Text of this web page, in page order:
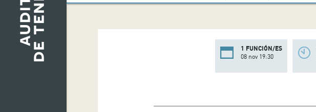
1 FUNCIÓN/ES
08 nov 19:30